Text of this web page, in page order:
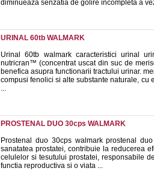
diminueaza senzatia de golire incompleta a
URINAL 60tb WALMARK
Urinal 60tb walmark caracteristici urinal
nutricran™ (concentrat uscat din suc de
benefica asupra functionarii tractului urinar.
compusi fenolici si alte substante naturale, cu
...
PROSTENAL DUO 30cps WALMARK
Prostenal duo 30cps walmark prostenal
sanatatea prostatei, contribuie la reducerea
celulelor si tesutului prostatei, responsabile
functia reproductiva si o viata ...